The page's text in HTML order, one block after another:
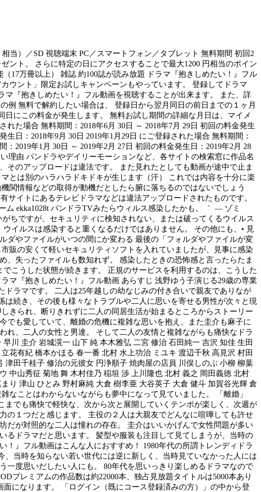
当）／SD 視聴端末 PC／スマートフォン／タブレット 無料期間 初回2
ント。 さらに特定の日にアクセスすることで最大1200 円相当のポイン
17万冊以上） 雑誌 約100誌が読み放題 ドラマ『抱きしめたい！』フル
ウント」限定お試しキャンペーンもやっています。 登録してドラマ
『抱きしめたい！』フル動画を視聴することが出来ます。 また、詳
無料で解約したい場合は、 登録日から翌月同日の前日までの１ヶ月
にこの料金が発生します。 無料お試し期間の詳細な月日は、マイメ
た場合 無料期間：2018年6月 30日 ～ 2018年7月 29日 初回の料金発生
日：2018年9月 30日 2019年1月29日 にご登録された場合 無料期間：
2019年1月 30日 ～ 2019年2月 27日 初回の料金発生日：2019年2月 28
理由 パンドラやデイリーモーションなど、各サイトの検索窓に作品名
のアップロードは違法です。 また見れたとしても動画が途中で止ま
とは別のハラハラドキドキが生じます（汗） これでは内容を十分に楽
関情報などの取得が動機だとしたら腑に落ちるのではないでしょう
サイトにあるテレビドラマなどは違法アップロードされたものです。
ekka1028t パンドラTVみたらウィルス感染したかも。 ｀ — ゾミ
ちですが、セキュリティに検知されない、または破ってくるウイルス
イルスは感染すると重くなるだけではありません。 その他にも、• 見
ダやファイルがいつの間にか変わる 最後の「フォルダやファイルが変
販の安くて軽いセキュリティソフトを入れていましたが、見事に感染
失ったファイルも数知れず。 感染したときの恐怖感と言ったらたま
こうした状態が続きます。 正規のサービスを利用するのは、こうした
マ『抱きしめたい！』フル動画 あらすじ 浅野ゆう子演じる29歳の専業
ラマです。 二人は25年越しの幼なじみの付き合いで親友でありなが
続き、その後も様々なトラブルや二人に思いを寄せる男性が次々と現
きられ、断りきれずに二人の同居生活が始まるところからストーリー
も愛していて、離婚の危機に複雑な思いを抱え、また圭介も麻子に
、二人の女性と男達。 そして二人の友情と複雑ながらも痛快なドラ
川 圭介 岩城滉一 山下 純 本木雅弘 二宮 修治 石田純一 吉沢 知佳 生田
花有紀 橋本かほる 春一番 北村 水上功治 ミユキ 渡辺千秋 高見沢 村田
田千桂子 修治の元彼女 円浄順子 焼肉屋の店員 川俣しのぶ 小柳 柳葉
中山秀征 菊地 舞 木村佳乃 稲垣 渉 上川隆也 北村 義之 岡田義徳 北村
り 津山 ひとみ 野村麻純 大倉 樹李亜 大谷英子 大倉 健斗 加賀谷光輝 倉
なことはわからないながらも夢中になって見ていました。 「離婚」
でも痛快で軽快な、次から次と展開していくテンポが楽しく、次週が
１つだと感じます。 主役の２人は大親友でどんなに喧嘩しても許せ
だが対照的な二人は憧れの存在。 圭介はいいかげんで女性問題が多い
るドラマだと思います。 髪型や服装も注目して見てしまうが、当時の
』フル動画はこんな人におすすめ！ 1980年代の所謂トレンディドラ
当時を知らない若い世代には逆に新しく、当時見ていなかった人には
度思いだしたい人にも。 80年代を思いっきり楽しめるドラマなので
プレミアムの作品数は約22000本、独占見放題タイトルは5000本あり
になります。 「ログイン（既にコース登録済みの方）」の中から登